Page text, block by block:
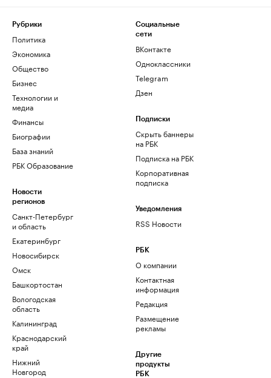
Рубрики
Политика
Экономика
Общество
Бизнес
Технологии и
медиа
Финансы
Биографии
База знаний
РБК Образование
Новости
регионов
Санкт-Петербург
и область
Екатеринбург
Новосибирск
Омск
Башкортостан
Вологодская
область
Калининград
Краснодарский
край
Нижний
Новгород
Социальные
сети
ВКонтакте
Одноклассники
Telegram
Дзен
Подписки
Скрыть баннеры
на РБК
Подписка на РБК
Корпоративная
подписка
Уведомления
RSS Новости
РБК
О компании
Контактная
информация
Редакция
Размещение
рекламы
Другие
продукты
РБК